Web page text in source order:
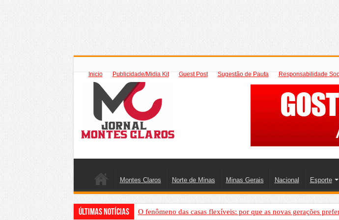
Inicio Publicidade/Midia Kit Guest Post Sugestão de Pauta Responsabilidade
Montes Claros Norte de Minas Minas Gerais Nacional Esporte
Últimas Notícias O fenômeno das casas flexíveis: por que as novas gerações